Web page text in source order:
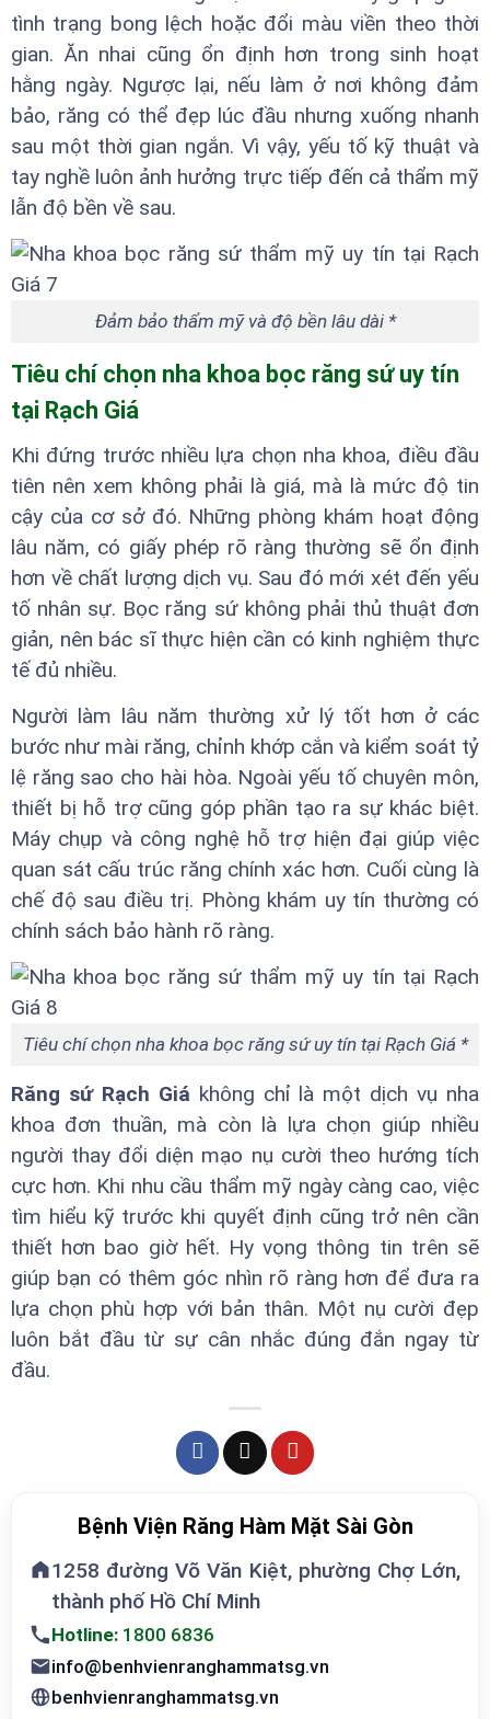
tình trạng bong lệch hoặc đổi màu viền theo thời
gian. Ăn nhai cũng ổn định hơn trong sinh hoạt
hằng ngày. Ngược lại, nếu làm ở nơi không đảm
bảo, răng có thể đẹp lúc đầu nhưng xuống nhanh
sau một thời gian ngắn. Vì vậy, yếu tố kỹ thuật và
tay nghề luôn ảnh hưởng trực tiếp đến cả thẩm mỹ
lẫn độ bền về sau.
Đảm bảo thẩm mỹ và độ bền lâu dài *
Tiêu chí chọn nha khoa bọc răng sứ uy tín
tại Rạch Giá
Khi đứng trước nhiều lựa chọn nha khoa, điều đầu
tiên nên xem không phải là giá, mà là mức độ tin
cậy của cơ sở đó. Những phòng khám hoạt động
lâu năm, có giấy phép rõ ràng thường sẽ ổn định
hơn về chất lượng dịch vụ. Sau đó mới xét đến yếu
tố nhân sự. Bọc răng sứ không phải thủ thuật đơn
giản, nên bác sĩ thực hiện cần có kinh nghiệm thực
tế đủ nhiều.
Người làm lâu năm thường xử lý tốt hơn ở các
bước như mài răng, chỉnh khớp cắn và kiểm soát tỷ
lệ răng sao cho hài hòa. Ngoài yếu tố chuyên môn,
thiết bị hỗ trợ cũng góp phần tạo ra sự khác biệt.
Máy chụp và công nghệ hỗ trợ hiện đại giúp việc
quan sát cấu trúc răng chính xác hơn. Cuối cùng là
chế độ sau điều trị. Phòng khám uy tín thường có
chính sách bảo hành rõ ràng.
Tiêu chí chọn nha khoa bọc răng sứ uy tín tại Rạch Giá *
Răng sứ Rạch Giá không chỉ là một dịch vụ nha
khoa đơn thuần, mà còn là lựa chọn giúp nhiều
người thay đổi diện mạo nụ cười theo hướng tích
cực hơn. Khi nhu cầu thẩm mỹ ngày càng cao, việc
tìm hiểu kỹ trước khi quyết định cũng trở nên cần
thiết hơn bao giờ hết. Hy vọng thông tin trên sẽ
giúp bạn có thêm góc nhìn rõ ràng hơn để đưa ra
lựa chọn phù hợp với bản thân. Một nụ cười đẹp
luôn bắt đầu từ sự cân nhắc đúng đắn ngay từ
đầu.
Bệnh Viện Răng Hàm Mặt Sài Gòn
1258 đường Võ Văn Kiệt, phường Chợ Lớn,
thành phố Hồ Chí Minh
Hotline: 1800 6836
info@benhvienranghammatsg.vn
benhvienranghammatsg.vn